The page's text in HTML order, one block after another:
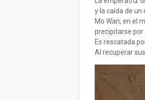
y la caída de
Mo Wan, en el
precipitarse por
Es rescatada
Al recuperar